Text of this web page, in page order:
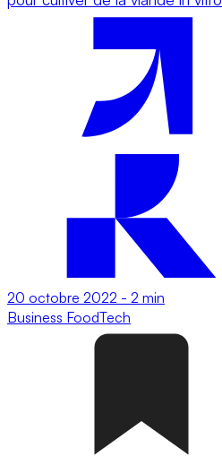
20 octobre 2022 - 2 min
Business FoodTech